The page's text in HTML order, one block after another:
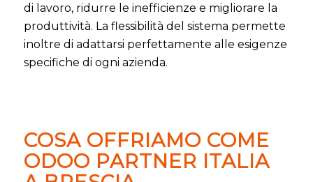
di lavoro, ridurre le inefficienze e migliorare la
produttività. La flessibilità del sistema permette
inoltre di adattarsi perfettamente alle esigenze
specifiche di ogni azienda.
COSA OFFRIAMO COME
ODOO PARTNER ITALIA